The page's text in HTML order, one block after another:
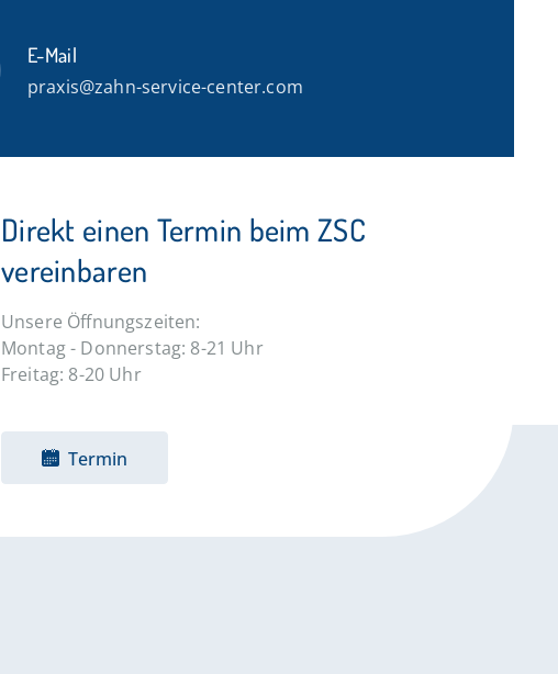
E-Mail
praxis@zahn-service-center.com
Direkt einen Termin beim ZSC
vereinbaren
Unsere Öffnungszeiten:
Montag - Donnerstag: 8-21 Uhr
Freitag: 8-20 Uhr
Termin